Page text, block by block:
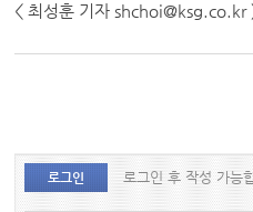
< 최성훈 기자 shchoi@ksg.co.kr
로그인
로그인 후 작성 가능